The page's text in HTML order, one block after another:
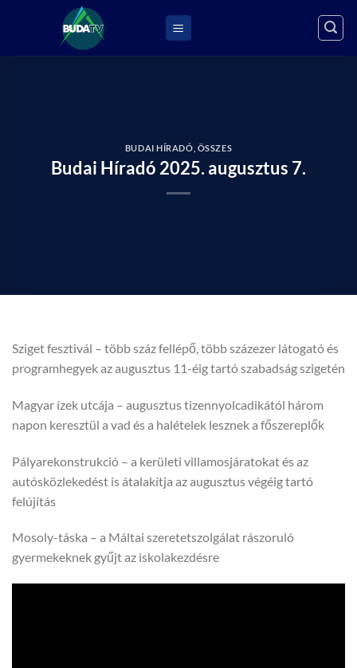
BUDAI HÍRADÓ ÖSSZES
Budai Híradó 2025. augusztus 7.
Sziget fesztivál – több száz fellépő, több százezer látogató és
programhegyek az augusztus 11-éig tartó szabadság szigetén
Magyar ízek utcája – augusztus tizennyolcadikától három
napon keresztül a vad és a halételek lesznek a főszereplők
Pályarekonstrukció – a kerületi villamosjáratokat és az
autósközlekedést is átalakítja az augusztus végéig tartó
felújítás
Mosoly-táska – a Máltai szeretetszolgálat rászoruló
gyermekeknek gyűjt az iskolakezdésre